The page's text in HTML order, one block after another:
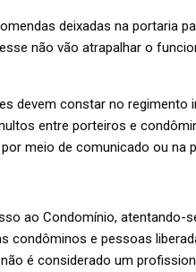
deixadas na portaria
não vão atrapalhar o
devem constar no regimento
entre porteiros e
meio de comunicado ou na
ao Condomínio, atentando-
condôminos e pessoas
é considerado um